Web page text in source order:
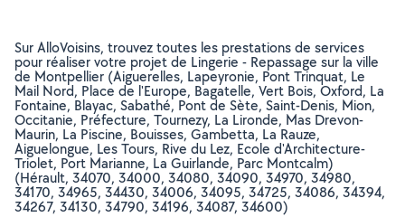
Sur AlloVoisins, trouvez toutes les prestations de services
pour réaliser votre projet de Lingerie - Repassage sur la ville
de Montpellier (Aiguerelles, Lapeyronie, Pont Trinquat, Le
Mail Nord, Place de l'Europe, Bagatelle, Vert Bois, Oxford, La
Fontaine, Blayac, Sabathé, Pont de Sète, Saint-Denis, Mion,
Occitanie, Préfecture, Tournezy, La Lironde, Mas Drevon-
Maurin, La Piscine, Bouisses, Gambetta, La Rauze,
Aiguelongue, Les Tours, Rive du Lez, Ecole d'Architecture-
Triolet, Port Marianne, La Guirlande, Parc Montcalm)
(Hérault, 34070, 34000, 34080, 34090, 34970, 34980,
34170, 34965, 34430, 34006, 34095, 34725, 34086, 34394,
34267, 34130, 34790, 34196, 34087, 34600)